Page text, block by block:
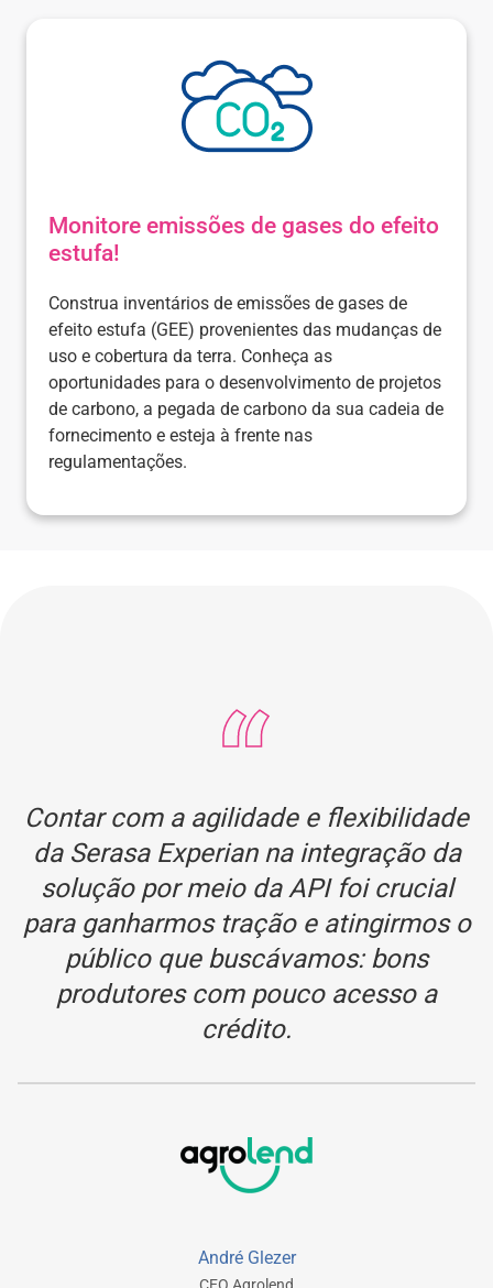
Monitore emissões de gases do efeito
estufa!
Construa inventários de emissões de gases de
efeito estufa (GEE) provenientes das mudanças de
uso e cobertura da terra. Conheça as
oportunidades para o desenvolvimento de projetos
de carbono, a pegada de carbono da sua cadeia de
fornecimento e esteja à frente nas
regulamentações.​
Contar com a agilidade e flexibilidade
da Serasa Experian na integração da
solução por meio da API foi crucial
para ganharmos tração e atingirmos o
público que buscávamos: bons
produtores com pouco acesso a
crédito.
André Glezer